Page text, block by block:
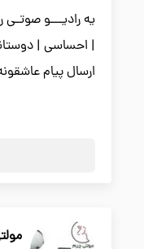
یه رادیـــو
| احساسی |
ارسال پیام